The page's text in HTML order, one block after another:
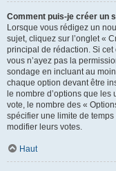
Comment puis-je créer un
Lorsque vous rédigez un
sujet, cliquez sur l’onglet «
principal de rédaction. Si
vous n’ayez pas la
sondage en incluant au
chaque option devant être
le nombre d’options que
vote, le nombre des «
spécifier une limite de
modifier leurs votes.
Haut